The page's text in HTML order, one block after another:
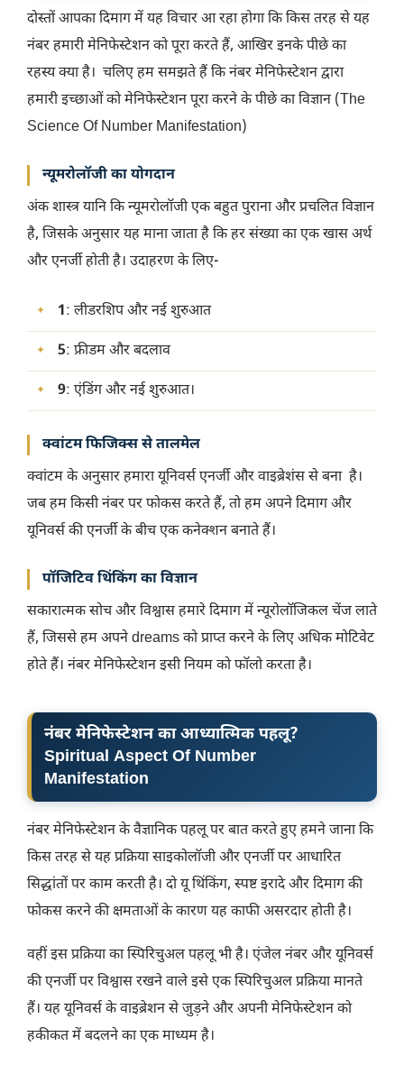
दोस्तों आपका दिमाग में यह विचार आ रहा होगा कि किस तरह से यह
नंबर हमारी मेनिफेस्टेशन को पूरा करते हैं, आखिर इनके पीछे का
रहस्य क्या है। चलिए हम समझते हैं कि नंबर मेनिफेस्टेशन द्वारा
हमारी इच्छाओं को मेनिफेस्टेशन पूरा करने के पीछे का विज्ञान (The
Science Of Number Manifestation)
न्यूमरोलॉजी का योगदान
अंक शास्त्र यानि कि न्यूमरोलॉजी एक बहुत पुराना और प्रचलित विज्ञान
है, जिसके अनुसार यह माना जाता है कि हर संख्या का एक खास अर्थ
और एनर्जी होती है। उदाहरण के लिए-
1: लीडरशिप और नई शुरुआत
5: फ्रीडम और बदलाव
9: एंडिंग और नई शुरुआत।
क्वांटम फिजिक्स से तालमेल
क्वांटम के अनुसार हमारा यूनिवर्स एनर्जी और वाइब्रेशंस से बना है।
जब हम किसी नंबर पर फोकस करते हैं, तो हम अपने दिमाग और
यूनिवर्स की एनर्जी के बीच एक कनेक्शन बनाते हैं।
पॉजिटिव थिंकिंग का विज्ञान
सकारात्मक सोच और विश्वास हमारे दिमाग में न्यूरोलॉजिकल चेंज लाते
हैं, जिससे हम अपने dreams को प्राप्त करने के लिए अधिक मोटिवेट
होते हैं। नंबर मेनिफेस्टेशन इसी नियम को फॉलो करता है।
नंबर मेनिफेस्टेशन का आध्यात्मिक पहलू?
Spiritual Aspect Of Number
Manifestation
नंबर मेनिफेस्टेशन के वैज्ञानिक पहलू पर बात करते हुए हमने जाना कि
किस तरह से यह प्रक्रिया साइकोलॉजी और एनर्जी पर आधारित
सिद्धांतों पर काम करती है। दो यू थिंकिंग, स्पष्ट इरादे और दिमाग की
फोकस करने की क्षमताओं के कारण यह काफी असरदार होती है।
वहीं इस प्रक्रिया का स्पिरिचुअल पहलू भी है। एंजेल नंबर और यूनिवर्स
की एनर्जी पर विश्वास रखने वाले इसे एक स्पिरिचुअल प्रक्रिया मानते
हैं। यह यूनिवर्स के वाइब्रेशन से जुड़ने और अपनी मेनिफेस्टेशन को
हकीकत में बदलने का एक माध्यम है।